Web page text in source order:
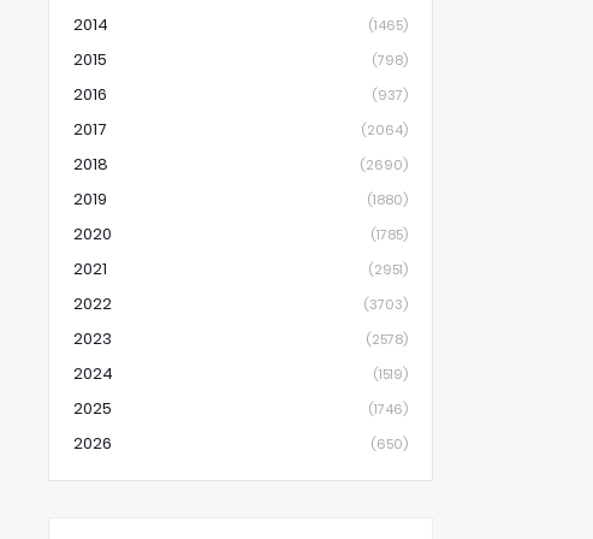
2014 (1465)
2015 (798)
2016 (937)
2017 (2064)
2018 (2690)
2019 (1880)
2020 (1785)
2021 (2951)
2022 (3703)
2023 (2578)
2024 (1519)
2025 (1746)
2026 (650)